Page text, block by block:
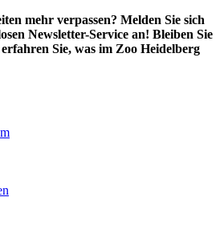
mehr verpassen? Melden Sie sich
Newsletter-Service an! Bleiben Sie
Sie, was im Zoo Heidelberg